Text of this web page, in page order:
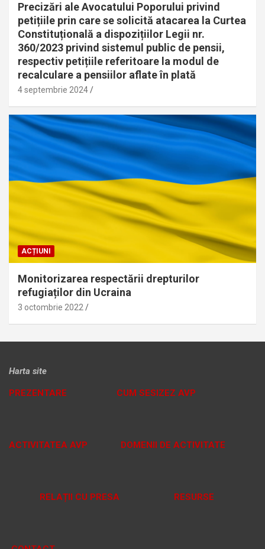
Precizări ale Avocatului Poporului privind
petițiile prin care se solicită atacarea la Curtea
Constituțională a dispozițiilor Legii nr.
360/2023 privind sistemul public de pensii,
respectiv petițiile referitoare la modul de
recalculare a pensiilor aflate în plată
4 septembrie 2024
ACȚIUNI
Monitorizarea respectării drepturilor
refugiaților din Ucraina
3 octombrie 2022
Harta site
PREZENTARE CUM SESIZEZ AVP
ACTIVITATEA AVP DOMENII DE ACTIVITATE
RELAȚII CU PRESA RESURSE